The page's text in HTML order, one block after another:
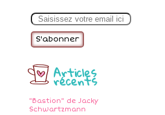
m
Articles
récents
"Bastion" de Jacky
Schwartzmann